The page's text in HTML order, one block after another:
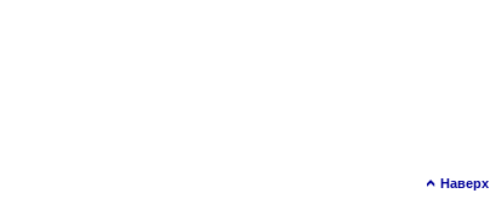
Наверх